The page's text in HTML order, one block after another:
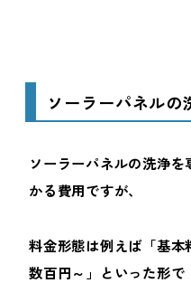
ソーラーパネルの
ソーラーパネルの洗浄
かる費用ですが、
料金形態は例えば「基本
数百円～」といった形で